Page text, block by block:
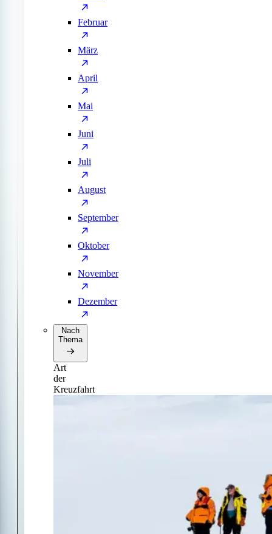
Februar
März
April
Mai
Juni
Juli
August
September
Oktober
November
Dezember
Nach
Thema
Art
der
Kreuzfahrt